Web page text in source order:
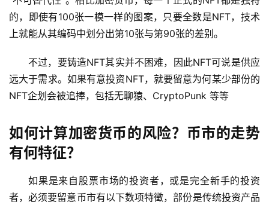
的，即使有100张一模一样的图案，只要全数是NFT，技术
上就能从其编码中划分出第10张与第90张的差别。
不过，要铸造NFT其实并不困难，因此NFT可说是供应
远大于需求。如果有意投资NFT，就要留意为何某少部份的
NFT企划会被追捧，包括无聊猿、CryptoPunk 等等
如何计算加密货币的风险？币市的走势
有何特征？
如果是来自股票市场的投资者，或是完全新手的投资
者，必须要留意币市有以下数项特徵，部份是传统投资产品